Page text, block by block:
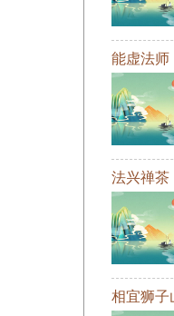
能虚法师
法兴禅茶
相宜狮子